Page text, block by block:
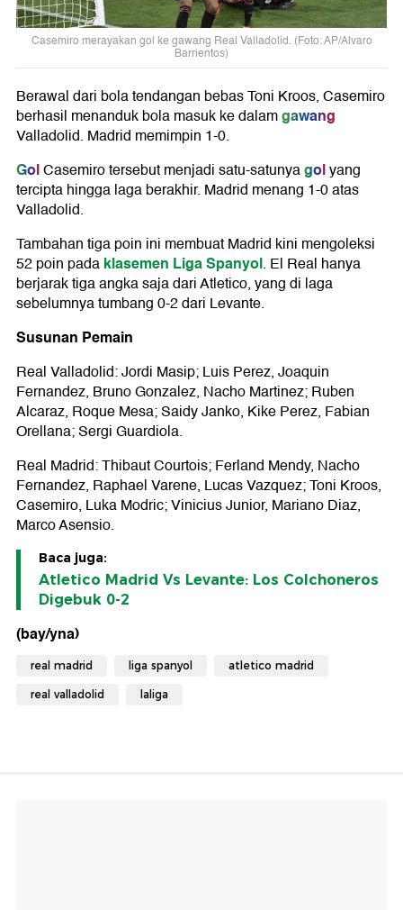
Casemiro merayakan gol ke gawang Real Valladolid. (Foto: AP/Alvaro
Barrientos)
Berawal dari bola tendangan bebas Toni Kroos, Casemiro
berhasil menanduk bola masuk ke dalamgawang
Valladolid. Madrid memimpin 1-0.
GolCasemiro tersebut menjadi satu-satunyagolyang
tercipta hingga laga berakhir. Madrid menang 1-0 atas
Valladolid.
Tambahan tiga poin ini membuat Madrid kini mengoleksi
52 poin padaklasemen Liga Spanyol. El Real hanya
berjarak tiga angka saja dari Atletico, yang di laga
sebelumnya tumbang 0-2 dari Levante.
Susunan Pemain
Real Valladolid: Jordi Masip; Luis Perez, Joaquin
Fernandez, Bruno Gonzalez, Nacho Martinez; Ruben
Alcaraz, Roque Mesa; Saidy Janko, Kike Perez, Fabian
Orellana; Sergi Guardiola.
Real Madrid: Thibaut Courtois; Ferland Mendy, Nacho
Fernandez, Raphael Varene, Lucas Vazquez; Toni Kroos,
Casemiro, Luka Modric; Vinicius Junior, Mariano Diaz,
Marco Asensio.
Baca juga:
Atletico Madrid Vs Levante: Los Colchoneros
Digebuk 0-2
(bay/yna)
real madrid liga spanyol atletico madrid
real valladolid laliga